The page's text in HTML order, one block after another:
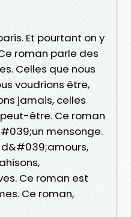
Et pourtant on y
roman parle des
Celles que nous
voudrions être,
jamais, celles
être. Ce roman
mensonge.
d&#039;amours,
Ce roman est
Ce roman,